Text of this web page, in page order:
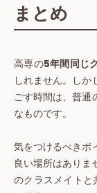
まとめ
高専の5年間同じ
しれません。し
ごす時間は、普通
なものです。
気をつけるべきポ
良い場所はありま
のクラスメイトと